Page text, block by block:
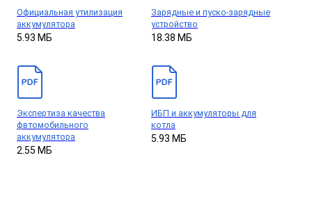
Официальная утилизация
аккумулятора
5.93 МБ
Зарядные и пуско-зарядные
устройство
18.38 МБ
Экспертиза качества
фвтомобильного
аккумулятора
2.55 МБ
ИБП и аккумуляторы для
котла
5.93 МБ